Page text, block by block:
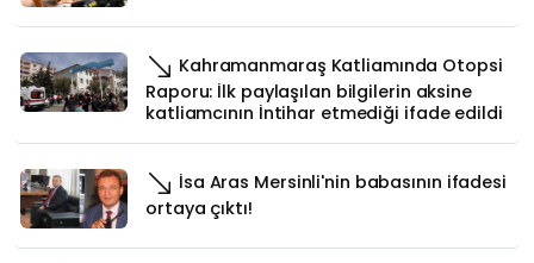
Kahramanmaraş Katliamında Otopsi
Raporu: İlk paylaşılan bilgilerin aksine
katliamcının İntihar etmediği ifade edildi
İsa Aras Mersinli'nin babasının ifadesi
ortaya çıktı!